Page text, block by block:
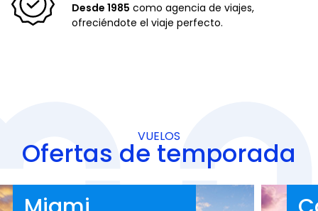
Desde 1985 como agencia de viajes,
ofreciéndote el viaje perfecto.
VUELOS
Ofertas de temporada